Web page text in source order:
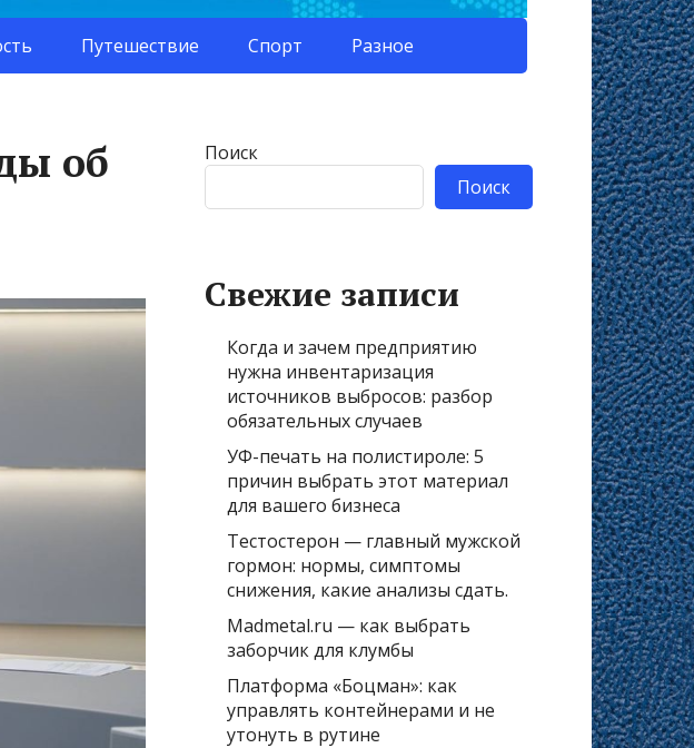
Путешествие Спорт Разное
об
Поиск
Поиск
Свежие записи
Когда и зачем предприятию
нужна инвентаризация
источников выбросов: разбор
обязательных случаев
УФ-печать на полистироле: 5
причин выбрать этот материал
для вашего бизнеса
Тестостерон — главный мужской
гормон: нормы, симптомы
снижения, какие анализы сдать.
Madmetal.ru — как выбрать
заборчик для клумбы
Платформа «Боцман»: как
управлять контейнерами и не
утонуть в рутине